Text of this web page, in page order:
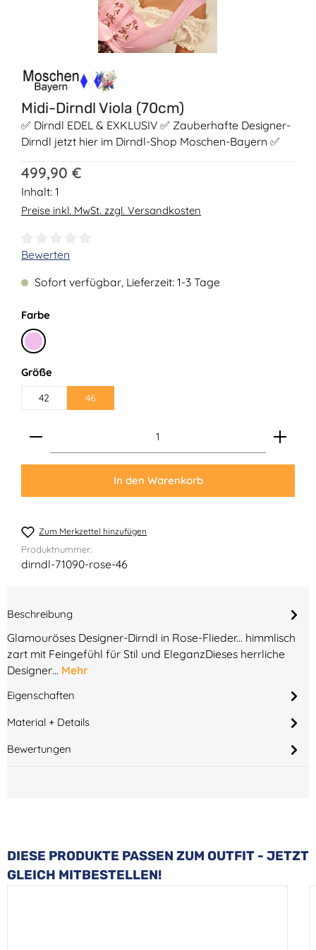
Midi-Dirndl Viola (70cm)
✅ Dirndl EDEL & EXKLUSIV ✅ Zauberhafte Designer-
Dirndl jetzt hier im Dirndl-Shop Moschen-Bayern ✅
Regulärer Preis:
499,90 €
Inhalt: 1
Preise inkl. MwSt. zzgl. Versandkosten
Durchschnittliche Bewertung von 0 von 5 Sternen
Bewerten
Sofort verfügbar, Lieferzeit: 1-3 Tage
Farbeauswählen
Rosa
Größeauswählen
42 46
Produkt Anzahl: Gib den gewünschten Wert ein
In den Warenkorb
Zum Merkzettel hinzufügen
Produktnummer:
dirndl-71090-rose-46
Beschreibung
Glamouröses Designer-Dirndl in Rose-Flieder... himmlisch
zart mit Feingefühl für Stil und EleganzDieses herrliche
Designer… Mehr
Eigenschaften
Material + Details
Bewertungen
Produktgalerie überspringen
DIESE PRODUKTE PASSEN ZUM OUTFIT - JETZT
GLEICH MITBESTELLEN!